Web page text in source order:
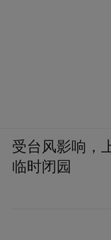
受台风影响，
临时闭园